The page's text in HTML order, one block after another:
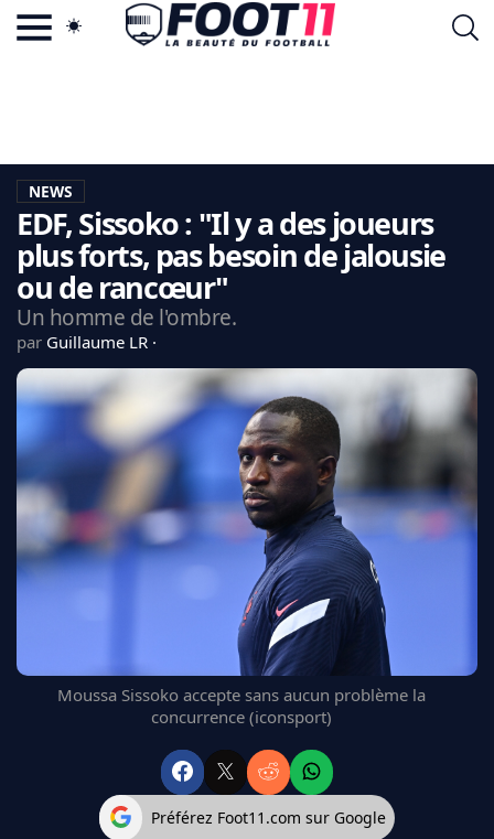
LA CHARTE
VIE PRIVÉE
CGU
CONTACTEZ-NOUS
CDM 2026
EDF
PSG
LIGUE 1
REAL MADRID
FC BARCELONE
MANCHESTER UNITED
CHELSEA
NEWS
EDF, Sissoko : "Il y a des joueurs
plus forts, pas besoin de jalousie
ou de rancœur"
Un homme de l'ombre.
par Guillaume LR
Moussa Sissoko accepte sans aucun problème la
concurrence (iconsport)
Préférez Foot11.com sur Google